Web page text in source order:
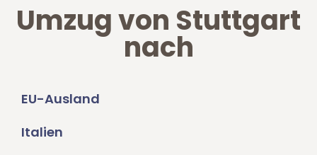
Umzug von Stuttgart
nach
EU-Ausland
Italien